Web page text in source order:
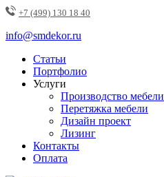
+7 (499) 130 18 40
info@smdekor.ru
Статьи
Портфолио
Услуги
Производство мебели
Перетяжка мебели
Дизайн проект
Лизинг
Контакты
Оплата